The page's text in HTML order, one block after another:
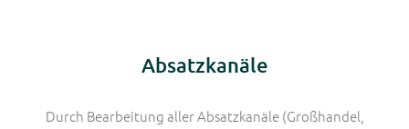
Absatzkanäle
Durch Bearbeitung aller Absatzkanäle (Großhandel,